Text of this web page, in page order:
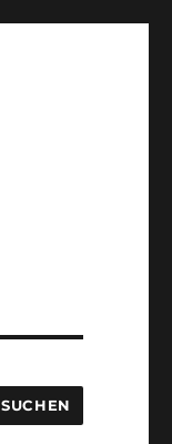
SUCHEN